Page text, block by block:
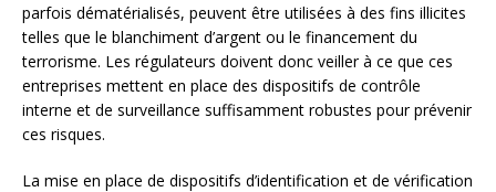
parfois dématérialisés, peuvent être utilisées à des fins illicites
telles que le blanchiment d’argent ou le financement du
terrorisme. Les régulateurs doivent donc veiller à ce que ces
entreprises mettent en place des dispositifs de contrôle
interne et de surveillance suffisamment robustes pour prévenir
ces risques.
La mise en place de dispositifs d’identification et de vérification